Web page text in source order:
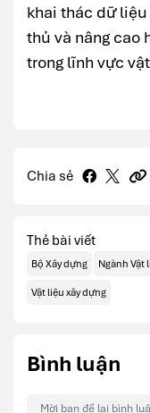
khai thác dữ
thủ và nâng cao
trong lĩnh vực
Chia sẻ
Thẻ bài viết
Bộ Xây dựng Ngành Vật
Vật liệu xây dựng
Bình luận